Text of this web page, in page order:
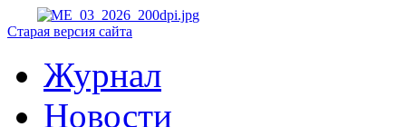
Старая версия сайта
Журнал
Новости